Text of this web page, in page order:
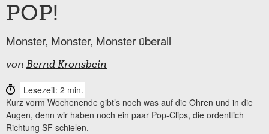
POP!
Monster, Monster, Monster überall
von Bernd Kronsbein
Lesezeit: 2 min.
Kurz vorm Wochenende gibt’s noch was auf die Ohren und in die
Augen, denn wir haben noch ein paar Pop-Clips, die ordentlich
Richtung SF schielen.